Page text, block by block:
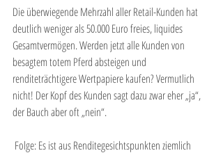
Die überwiegende Mehrzahl aller Retail-Kunden hat
deutlich weniger als 50.000 Euro freies, liquides
Gesamtvermögen. Werden jetzt alle Kunden von
besagtem totem Pferd absteigen und
renditeträchtigere Wertpapiere kaufen? Vermutlich
nicht! Der Kopf des Kunden sagt dazu zwar eher „ja“,
der Bauch aber oft „nein“.